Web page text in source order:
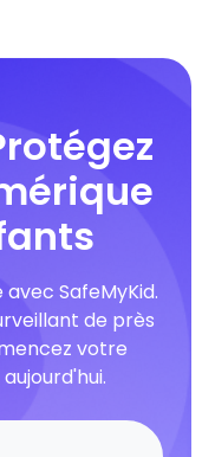
SafeMyKid.
de près
votre